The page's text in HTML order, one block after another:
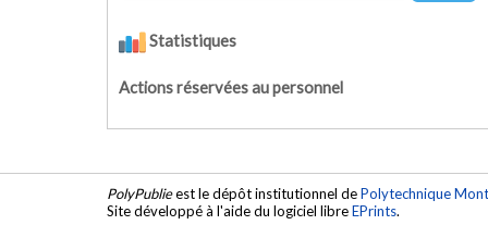
Statistiques
Actions réservées au personnel
PolyPublieest le dépôt institutionnel dePolytechnique
Site développé à l'aide du logiciel libreEPrints.